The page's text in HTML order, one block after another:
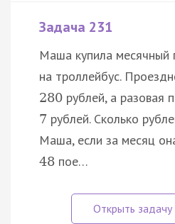
Задача 231
Маша купила месячный
на троллейбус.
280 рублей, а разовая
7 рублей. Сколько
Маша, если за месяц
48 пое…